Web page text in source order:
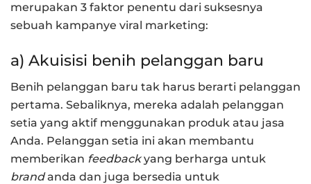
merupakan 3 faktor penentu dari suksesnya
sebuah kampanye viral marketing:
a) Akuisisi benih pelanggan baru
Benih pelanggan baru tak harus berarti pelanggan
pertama. Sebaliknya, mereka adalah pelanggan
setia yang aktif menggunakan produk atau jasa
Anda. Pelanggan setia ini akan membantu
memberikan feedbackyang berharga untuk
brandanda dan juga bersedia untuk